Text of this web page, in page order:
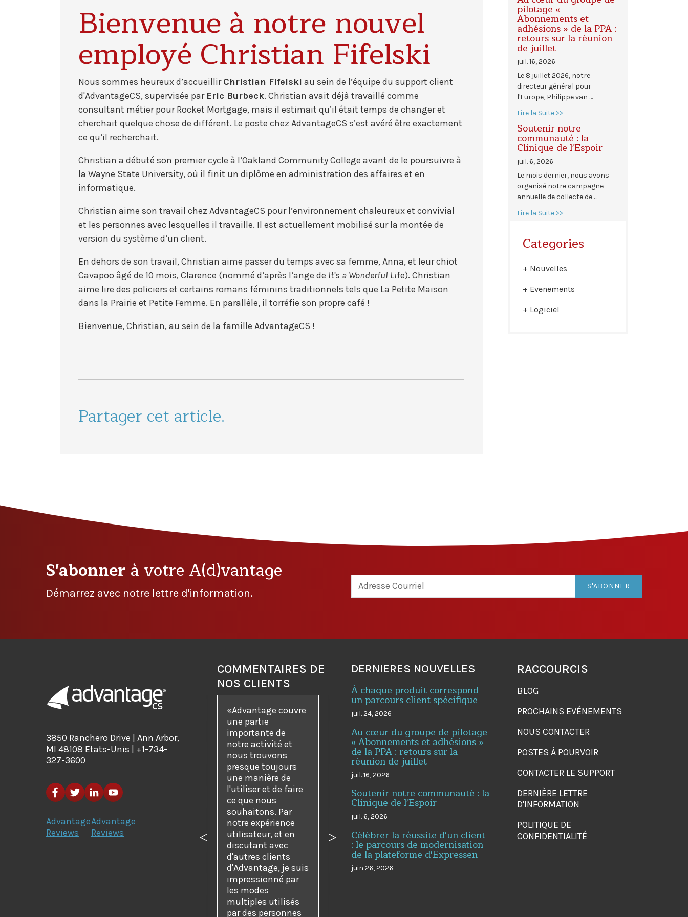
Bienvenue à notre nouvel
employé Christian Fifelski
Nous sommes heureux d’accueillirChristian Fifelski au sein de l’équipe du support client
d'AdvantageCS, supervisée par Eric Burbeck. Christian avait déjà travaillé comme
consultant métier pour Rocket Mortgage, mais il estimait qu’il était temps de changer et
cherchait quelque chose de différent. Le poste chez AdvantageCS s’est avéré être exactement
ce qu’il recherchait.
Christian a débuté son premier cycle à l’Oakland Community College avant de le poursuivre à
la Wayne State University, où il finit un diplôme en administration des affaires et en
informatique.
Christian aime son travail chez AdvantageCS pour l’environnement chaleureux et convivial
et les personnes avec lesquelles il travaille. Il est actuellement mobilisé sur la montée de
version du système d’un client.
En dehors de son travail, Christian aime passer du temps avec sa femme, Anna, et leur chiot
Cavapoo âgé de 10 mois, Clarence (nommé d’après l’ange de It’s a Wonderful Life). Christian
aime lire des policiers et certains romans féminins traditionnels tels que La Petite Maison
dans la Prairie et Petite Femme. En parallèle, il torréfie son propre café !
Bienvenue, Christian, au sein de la famille AdvantageCS !
Partager cet article.
pilotage «
Abonnements et
adhésions » de la PPA :
retours sur la réunion
de juillet
juil. 16, 2026
Le 8 juillet 2026, notre
directeur général pour
l'Europe, Philippe van …
Lire la Suite >>
Soutenir notre
communauté : la
Clinique de l'Espoir
juil. 6, 2026
Le mois dernier, nous avons
organisé notre campagne
annuelle de collecte de …
Lire la Suite >>
Categories
Nouvelles
Evenements
Logiciel
S'abonner à votre A(d)vantage
Démarrez avec notre lettre d'information.
S'ABONNER
3850 Ranchero Drive | Ann Arbor,
MI 48108 Etats-Unis | +1-734-
327-3600
Advantage
Reviews
Advantage
Reviews
COMMENTAIRES DE
NOS CLIENTS
Advantage couvre
une partie
importante de
notre activité et
nous trouvons
presque toujours
une manière de
l'utiliser et de faire
ce que nous
souhaitons. Par
notre expérience
utilisateur, et en
discutant avec
d'autres clients
d'Advantage, je suis
impressionné par
les modes
multiples utilisés
par des personnes
Précédent Suivant
DERNIERES NOUVELLES
À chaque produit correspond
un parcours client spécifique
juil. 24, 2026
Au cœur du groupe de pilotage
« Abonnements et adhésions »
de la PPA : retours sur la
réunion de juillet
juil. 16, 2026
Soutenir notre communauté : la
Clinique de l'Espoir
juil. 6, 2026
Célébrer la réussite d'un client
: le parcours de modernisation
de la plateforme d'Expressen
juin 26, 2026
RACCOURCIS
BLOG
PROCHAINS EVÉNEMENTS
NOUS CONTACTER
POSTES À POURVOIR
CONTACTER LE SUPPORT
DERNIÈRE LETTRE
D'INFORMATION
POLITIQUE DE
CONFIDENTIALITÉ